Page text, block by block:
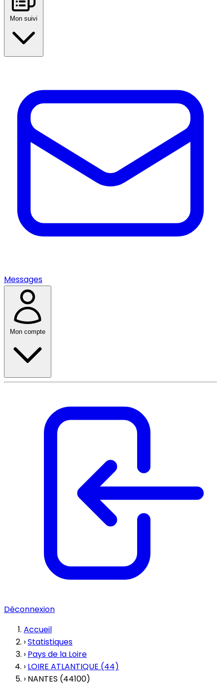
Mon suivi
Messages
Mon compte
Déconnexion
Accueil
›Statistiques
› Pays de la Loire
› LOIRE ATLANTIQUE (44)
› NANTES (44100)